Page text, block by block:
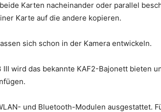
Karten nacheinander oder parallel
Karte auf die andere kopieren.
sich schon in der Kamera entwickeln.
III wird das bekannte KAF2-Bajonett bieten
und Bluetooth-Modulen ausgestattet.